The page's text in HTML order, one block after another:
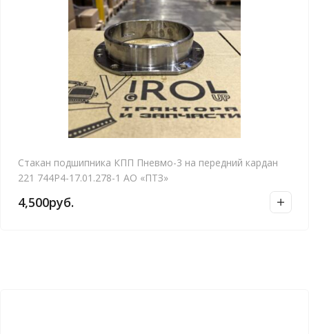
Стакан подшипника КПП Пневмо-3 на передний кардан
221 744Р4-17.01.278-1 АО «ПТЗ»
4,500руб.